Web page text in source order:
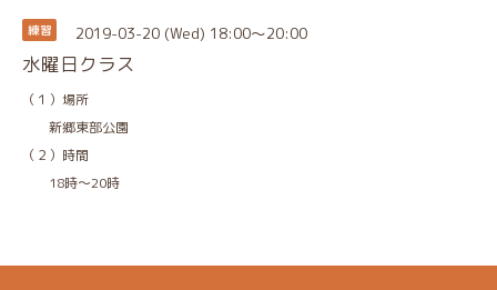
練習 2019-03-20 (Wed) 18:00～20:00
水曜日クラス
（１）場所
新郷東部公園
（２）時間
18時～20時